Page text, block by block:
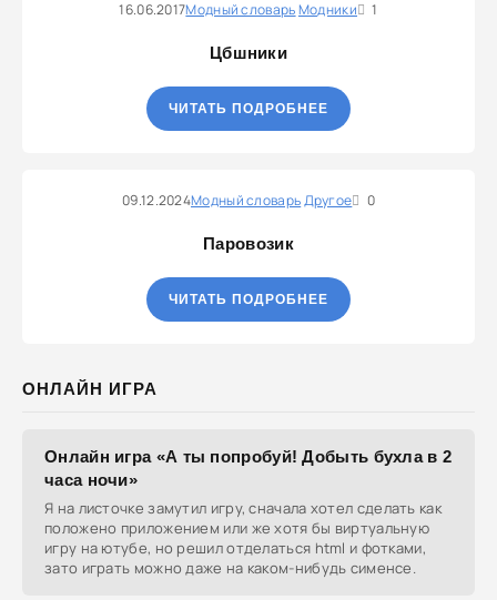
16.06.2017Модный словарьМодники 1
Цбшники
ЧИТАТЬ ПОДРОБНЕЕ
09.12.2024Модный словарьДругое 0
Паровозик
ЧИТАТЬ ПОДРОБНЕЕ
ОНЛАЙН ИГРА
Онлайн игра «А ты попробуй! Добыть бухла в 2
часа ночи»
Я на листочке замутил игру, сначала хотел сделать как
положено приложением или же хотя бы виртуальную
игру на ютубе, но решил отделаться html и фотками,
зато играть можно даже на каком-нибудь сименсе.